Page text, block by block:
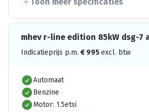
mhev r-line edition 85kW dsg-7
Indicatieprijs p.m. € 995excl. btw
Automaat
Benzine
Motor: 1.5etsi